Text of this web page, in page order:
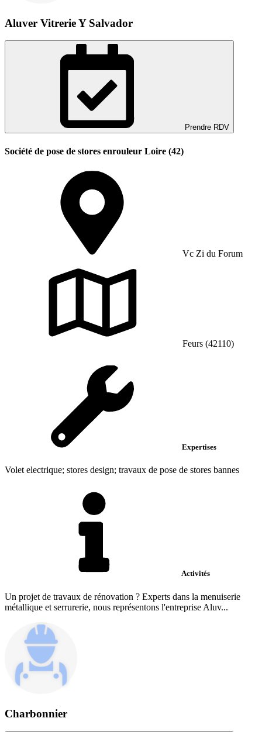
Aluver Vitrerie Y Salvador
Prendre RDV
Société de pose de stores enrouleur Loire (42)
Vc Zi du Forum
Feurs (42110)
Expertises
Volet electrique; stores design; travaux de pose de stores bannes
Activités
Un projet de travaux de rénovation ? Experts dans la menuiserie
métallique et serrurerie, nous représentons l'entreprise Aluv...
Charbonnier